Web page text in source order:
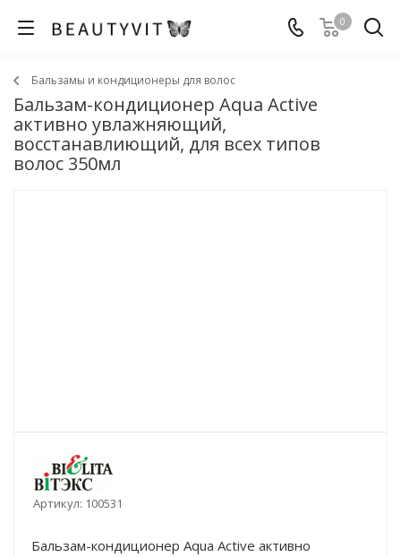
0
Бальзамы и кондиционеры для волос
Бальзам-кондиционер Aqua Active
активно увлажняющий,
восстанавлиющий, для всех типов
волос 350мл
Артикул: 100531
Бальзам-кондиционер Aqua Active активно